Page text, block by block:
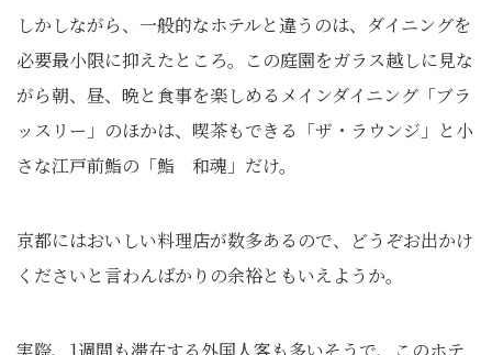
しかしながら、一般的なホテルと違うのは、ダイニングを
必要最小限に抑えたところ。この庭園をガラス越しに見な
がら朝、昼、晩と食事を楽しめるメインダイニング「ブラ
ッスリー」のほかは、喫茶もできる「ザ・ラウンジ」と小
さな江戸前鮨の「鮨 和魂」だけ。
京都にはおいしい料理店が数多あるので、どうぞお出かけ
くださいと言わんばかりの余裕ともいえようか。